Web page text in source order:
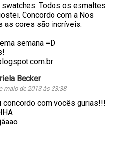
swatches. Todos os esmaltes
Concordo com a Nos
as cores são incríveis.
semana =D
Becker
maio de 2013 às 23:38
concordo com vocês gurias!!!